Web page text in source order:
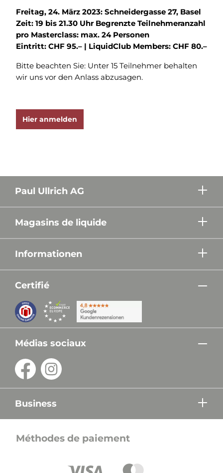
Freitag, 24. März 2023: Schneidergasse 27, Basel
Zeit: 19 bis 21.30 Uhr Begrenzte Teilnehmeranzahl
pro Masterclass: max. 24 Personen
Eintritt: CHF 95.– | LiquidClub Members: CHF 80.–
Bitte beachten Sie: Unter 15 Teilnehmer behalten
wir uns vor den Anlass abzusagen.
Hier anmelden
Paul Ullrich AG
Magasins de liquide
Informationen
Certifié
Médias sociaux
Business
Méthodes de paiement